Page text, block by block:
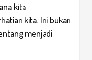
kita
kita. Ini bukan
menjadi